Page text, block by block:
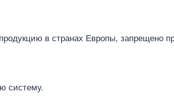
в странах Европы, запрещено
систему.